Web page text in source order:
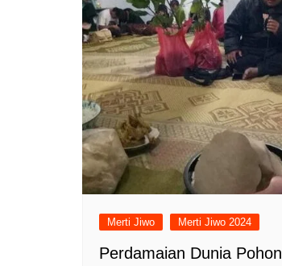
Merti Jiwo Merti Jiwo 2024
Perdamaian Dunia Pohon